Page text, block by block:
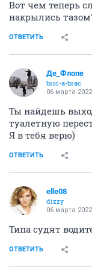
Вот чем теперь
накрылись
ОТВЕТИТЬ
Де_Флопе
bric-a-brac
06 марта 2022
Ты найдешь
туалетную
Я в тебя верю)
ОТВЕТИТЬ
elle08
dizzy
06 марта 2022
Типа судят
ОТВЕТИТЬ